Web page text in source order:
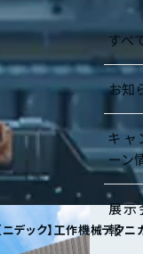
ニデック】工作機械テ
ルセンタ
のご案
木)
すべ
お知
キャ
ーン
展示
報